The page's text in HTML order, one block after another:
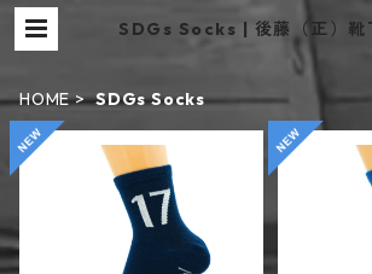
SDGs Socks | 後藤（正）靴
HOME SDGs Socks